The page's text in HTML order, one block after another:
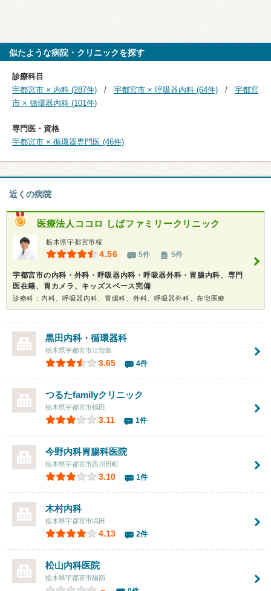
似たような病院・クリニックを探す
診療科目
宇都宮市 × 内科 (287件)
宇都宮市 × 呼吸器内科 (64件)
宇都宮
市 × 循環器内科 (101件)
専門医・資格
宇都宮市 × 循環器専門医 (46件)
近くの病院
医療法人ココロ しばファミリークリニック
栃木県宇都宮市桜
4.56 5件 5件
宇都宮市の内科・外科・呼吸器内科・呼吸器外科・胃腸内科、専門
医在籍、胃カメラ、キッズスペース完備
診療科：内科、呼吸器内科、胃腸科、外科、呼吸器外科、在宅医療
黒田内科・循環器科
栃木県宇都宮市江曽島
3.65 4件
つるたfamilyクリニック
栃木県宇都宮市鶴田
3.11 1件
今野内科胃腸科医院
栃木県宇都宮市西川田町
3.10 1件
木村内科
栃木県宇都宮市塙田
4.13 2件
松山内科医院
栃木県宇都宮市陽南